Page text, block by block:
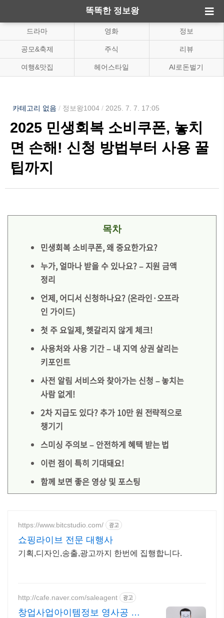
똑똑한 정보왕
드라마 영화 정보
공모&축제 주식 리뷰
여행&맛집 헤어스타일 AI로돈벌기
카테고리 없음 / 정보왕1004 / 2025. 7. 7. 17:05
2025 민생회복 소비쿠폰, 놓치
면 손해! 신청 방법부터 사용 꿀
팁까지
목차
민생회복 소비쿠폰, 왜 중요한가요?
누가, 얼마나 받을 수 있나요? – 지원 금액
정리
언제, 어디서 신청하나요? (온라인·오프라
인 가이드)
첫 주 요일제, 헷갈리지 않게 체크!
사용처와 사용 기간 – 내 지역 상권 살리는
키포인트
사전 알림 서비스와 찾아가는 신청 – 놓치는
사람 없게!
2차 지급도 있다? 추가 10만 원 전략적으로
챙기기
스미싱 주의보 – 안전하게 혜택 받는 법
이런 점이 특히 기대돼요!
함께 보면 좋은 영상 및 포스팅
https://www.bitcstudio.com/ 광고
쇼핑라이브 전문 대행사
기획,디자인,송출,광고까지 한번에 집행합니다.
http://cafe.naver.com/saleagent 광고
창업사업아이템정보 영사공 모